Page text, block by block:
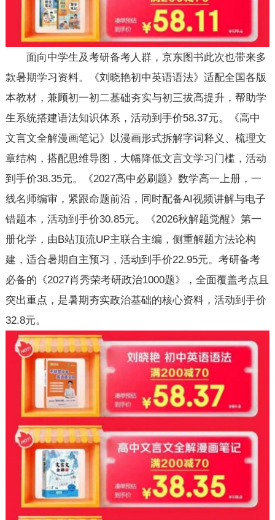
面向中学生及考研备考人群，京东图书此次也带来多
款暑期学习资料。《刘晓艳初中英语语法》适配全国各版
本教材，兼顾初一初二基础夯实与初三拔高提升，帮助学
生系统搭建语法知识体系，活动到手价58.37元。《高中
文言文全解漫画笔记》以漫画形式拆解字词释义、梳理文
章结构，搭配思维导图，大幅降低文言文学习门槛，活动
到手价38.35元。《2027高中必刷题》数学高一上册，一
线名师编审，紧跟命题前沿，同时配备AI视频讲解与电子
错题本，活动到手价30.85元。《2026秋解题觉醒》第一
册化学，由B站顶流UP主联合主编，侧重解题方法论构
建，适合暑期自主预习，活动到手价22.95元。考研备考
必备的《2027肖秀荣考研政治1000题》，全面覆盖考点且
突出重点，是暑期夯实政治基础的核心资料，活动到手价
32.8元。